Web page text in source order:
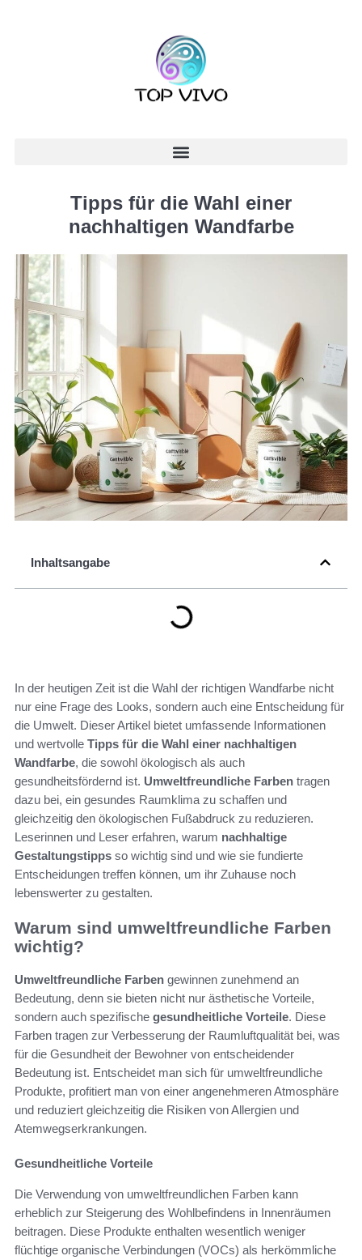
Tipps für die Wahl einer
nachhaltigen Wandfarbe
Inhaltsangabe
In der heutigen Zeit ist die Wahl der richtigen Wandfarbe nicht
nur eine Frage des Looks, sondern auch eine Entscheidung für
die Umwelt. Dieser Artikel bietet umfassende Informationen
und wertvolle Tipps für die Wahl einer nachhaltigen
Wandfarbe, die sowohl ökologisch als auch
gesundheitsfördernd ist. Umweltfreundliche Farben tragen
dazu bei, ein gesundes Raumklima zu schaffen und
gleichzeitig den ökologischen Fußabdruck zu reduzieren.
Leserinnen und Leser erfahren, warum nachhaltige
Gestaltungstipps so wichtig sind und wie sie fundierte
Entscheidungen treffen können, um ihr Zuhause noch
lebenswerter zu gestalten.
Warum sind umweltfreundliche Farben
wichtig?
Umweltfreundliche Farben gewinnen zunehmend an
Bedeutung, denn sie bieten nicht nur ästhetische Vorteile,
sondern auch spezifische gesundheitliche Vorteile. Diese
Farben tragen zur Verbesserung der Raumluftqualität bei, was
für die Gesundheit der Bewohner von entscheidender
Bedeutung ist. Entscheidet man sich für umweltfreundliche
Produkte, profitiert man von einer angenehmeren Atmosphäre
und reduziert gleichzeitig die Risiken von Allergien und
Atemwegserkrankungen.
Gesundheitliche Vorteile
Die Verwendung von umweltfreundlichen Farben kann
erheblich zur Steigerung des Wohlbefindens in Innenräumen
beitragen. Diese Produkte enthalten wesentlich weniger
flüchtige organische Verbindungen (VOCs) als herkömmliche